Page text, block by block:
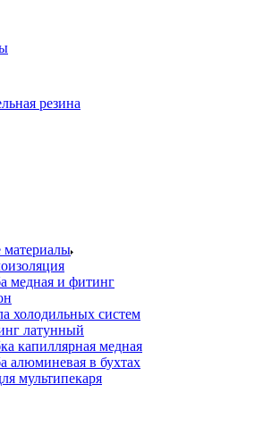
резина
материалы
медная и фитинг
холодильных систем
латунный
капиллярная медная
алюминевая в бухтах
мультипекаря